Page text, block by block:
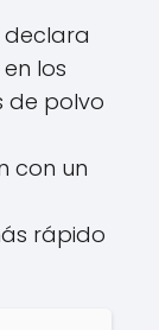
los
de polvo
con un
rápido